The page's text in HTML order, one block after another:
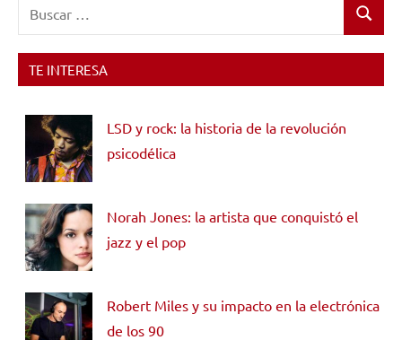
Buscar
TE INTERESA
LSD y rock: la historia de la revolución
psicodélica
Norah Jones: la artista que conquistó el
jazz y el pop
Robert Miles y su impacto en la electrónica
de los 90